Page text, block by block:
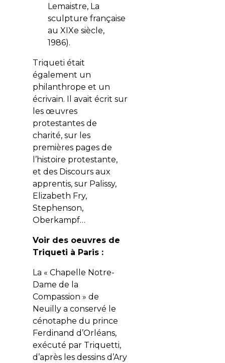
Lemaistre, La
sculpture française
au XIXe siècle,
1986).
Triqueti était
également un
philanthrope et un
écrivain. Il avait écrit sur
les œuvres
protestantes de
charité, sur les
premières pages de
l’histoire protestante,
et des Discours aux
apprentis, sur Palissy,
Elizabeth Fry,
Stephenson,
Oberkampf…
Voir des oeuvres de
Triqueti à Paris :
La « Chapelle Notre-
Dame de la
Compassion » de
Neuilly a conservé le
cénotaphe du prince
Ferdinand d’Orléans,
exécuté par Triquetti,
d’après les dessins d’Ary